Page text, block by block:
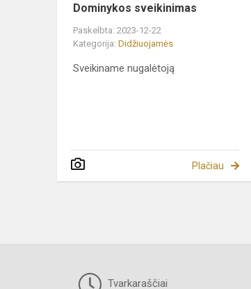
Dominykos sveikinimas
Paskelbta: 2023-12-22
Kategorija: Didžiuojamės
Sveikiname nugalėtoją
Plačiau
Tvarkaraščiai